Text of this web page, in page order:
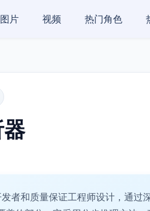
图片 视频 热门角色
者和质量保证工程师设计，通过